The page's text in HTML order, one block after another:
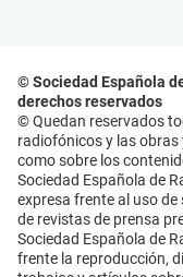
© Sociedad Española
derechos reservados
© Quedan reservados
radiofónicos y las obras
como sobre los
Sociedad Española de
expresa frente al uso
de revistas de prensa
Sociedad Española de
frente la reproducción,